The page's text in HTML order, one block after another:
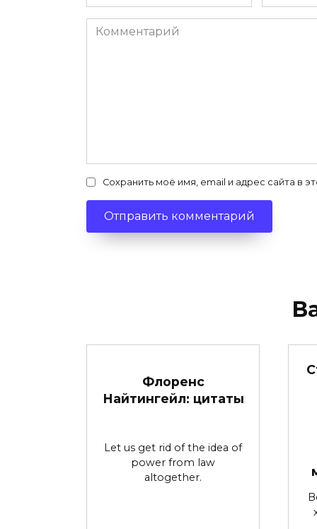
*
Комментарий
Сохранить моё имя, email и адрес сайта в
Флоренс
Найтингейл: цитаты
Let us get rid of the idea of
power from law
altogether.